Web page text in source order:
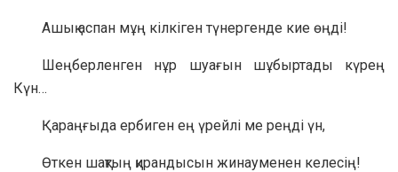
Ашық аспан мұң кілкіген түнергенде кие өңді!
Шеңберленген нұр шуағын шұбыртады күрең
Күн…
Қараңғыда ербиген ең үрейлі ме реңді үн,
Өткен шақтың қирандысын жинауменен келесің!